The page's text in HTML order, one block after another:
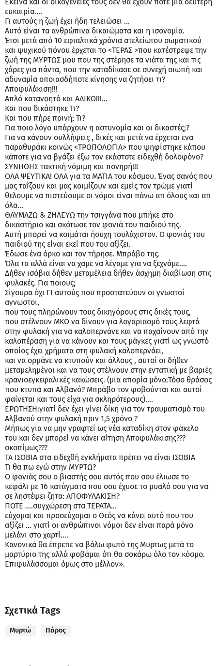
ευκαιρία….
Γι αυτούς η ζωή έχει ήδη τελειώσει …
Αυτό είναι τα ανθρώπινα δικαιώματα και η ισονομία.
Έτσι μετά από 10 εφιαλτικά χρόνια ατελείωτου σωματικού
και ψυχικού πόνου έρχεται το <ΤΕΡΑΣ >που κατέστρεψε την
ζωή της ΜΥΡΤΩΣ μου που της στέρησε τα νιάτα της και τις
χάρες για πάντα, που την καταδίκασε σε συνεχή σιωπή και
αδυναμία οποιασδήποτε κίνησης να ζητήσει τι?
Αποφυλάκιση!!!
Απλό κατανοητό και ΑΔΙΚΟ!!!…
Και που δικάστηκε Τι?
Και που πήρε ποινή; Τι?
Για ποιο λόγο υπάρχουν η αστυνομία και οι δικαστές;?
Για να κάνουν συλλήψεις , δικές και μετά να έρχεται ενα
παραθυράκι κοινώς <ΤΡΟΠΟΛΟΓΙΑ> που ψηφίστηκε κάπου
κάποτε για να βγάζει έξω τον εκάστοτε ειδεχθή δολοφόνο?
ΣΥΝΗΘΗΣ τακτική νόμιμη και πονηρή!!!
ΟΛΑ ΨΕΥΤΙΚΑ! ΟΛΑ για τα ΜΑΤΙΑ του κόσμου. Ένας σανός που
μας ταΐζουν και μας κοιμίζουν και εμείς τον τρώμε γιατί
θελουμε να πιστεύουμε οι νόμοι είναι πάνω απ όλους και απ
όλα…
ΘΑΥΜΑΖΩ & ΖΗΛΕΥΩ την τσιγγάνα που μπήκε στο
δικαστήριο και σκότωσε τον φονιά του παιδιού της.
Αυτή μπορεί να κοιμάται ήσυχη τουλάχιστον. Ο φονιάς του
παιδιού της είναι εκεί που του αξίζει.
Έδωσε ένα όρκο και τον τήρησε. Μπράβο της.
Όλα τα αλλά είναι να χαμε να λέγαμε για να ξεχνάμε….
Δήθεν ισόβια δήθεν μεταμέλεια δήθεν άσχημη διαβίωση στις
φυλακές. Για ποιους;
Σίγουρα όχι ΓΙ αυτούς που προστατεύουν οι γνωστοί
αγνωστοι,
που τους πληρώνουν τους δικηγόρους στις δικές τους,
που στέλνουν ΜΚΟ να δίνουν για λογαριασμό τους λεφτά
στην φυλακή για να καλοπερνάνε και να παχαίνουν από την
καλοπέραση για να κάνουν και τους μάγκες γιατί ως γνωστό
οποίος έχει χρήματα στη φυλακή καλοπερνάει,
και να ορμάνε να κτυπούν και άλλους , αυτοί οι δήθεν
μεταμελημένοι και να τους στέλνουν στην εντατική με βαριές
κρανιοεγκεφαλικές κακώσεις. (μια απορία μόνο:Τόσο θράσος
που κτυπά και Αλβανό? Μπράβο τον φοβούνται και αυτοί
φαίνεται και τους είχα για σκληρότερους)….
ΕΡΩΤΗΣΗ:γιατί δεν έχει γίνει δίκη για τον τραυματισμό του
Αλβανού στην φυλακή πριν 1,5 χρόνο ?
Μήπως για να μην γραφτεί ως νέα καταδίκη στον φάκελο
του και δεν μπορεί να κάνει αίτηση Αποφυλάκισης???
σκοπίμως???
ΤΑ ΙΣΟΒΙΑ στα ειδεχθή εγκλήματα πρέπει να είναι ΙΣΟΒΙΑ
Τι θα πω εγώ στην ΜΥΡΤΩ?
Ο φονιάς σου ο βιαστής σου αυτός που σου έλιωσε το
κεφάλι με 16 κατάγματα που σου έχυσε το μυαλό σου για να
σε ληστέψει ζητα: ΑΠΟΦΥΛΑΚΙΣΗ?
ΠΟΤΕ ….συγχώρεση στα ΤΕΡΑΤΑ…
εύχομαι και προσεύχομαι ο Θεός να κάνει αυτό που του
αξίζει … γιατί οι ανθρώπινοι νόμοι δεν είναι παρά μόνο
μελάνι στο χαρτί….
Κανονικά θα έπρεπε να βάλω φωτό της Μυρτως μετά το
μαρτύριο της αλλά φοβάμαι ότι θα σοκάρω όλο τον κόσμο.
Επιφυλάσσομαι όμως στο μέλλον».
Σχετικά Tags
Μυρτώ Πάρος